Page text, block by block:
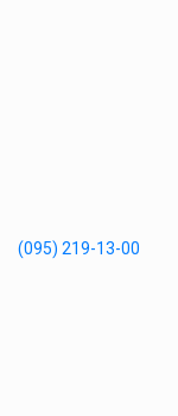
(095) 219-13-00